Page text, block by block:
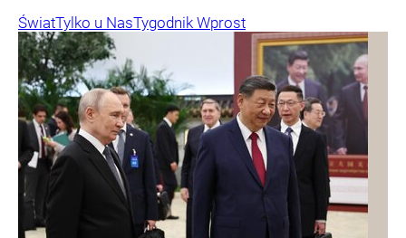
ŚwiatTylko u NasTygodnik Wprost